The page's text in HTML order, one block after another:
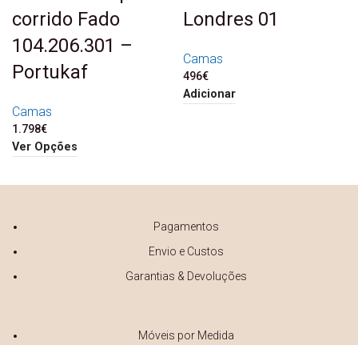
corrido Fado
104.206.301 –
Portukaf
Camas
1.798€
Ver Opções
Londres 01
Camas
496€
Adicionar
Pagamentos
Envio e Custos
Garantias & Devoluções
Móveis por Medida